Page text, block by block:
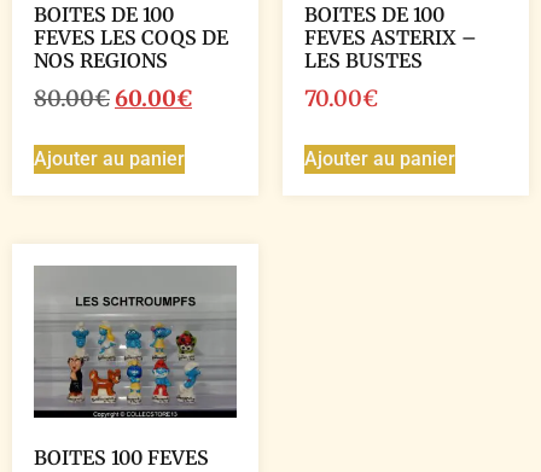
BOITES DE 100
FEVES LES COQS DE
NOS REGIONS
80.00€ 60.00€
Ajouter au panier
BOITES DE 100
FEVES ASTERIX –
LES BUSTES
70.00€
Ajouter au panier
BOITES 100 FEVES